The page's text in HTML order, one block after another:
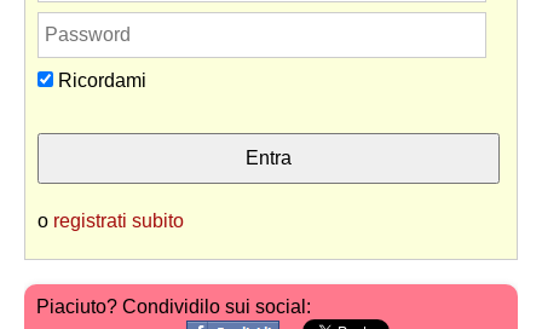
Ricordami
o registrati subito
Piaciuto? Condividilo sui social: